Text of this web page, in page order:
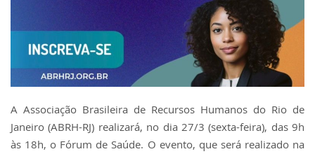
A Associação Brasileira de Recursos Humanos do Rio de
Janeiro (ABRH-RJ) realizará, no dia 27/3 (sexta-feira), das 9h
às 18h, o Fórum de Saúde. O evento, que será realizado na